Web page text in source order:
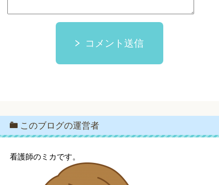
コメント送信
このブログの運営者
看護師のミカです。